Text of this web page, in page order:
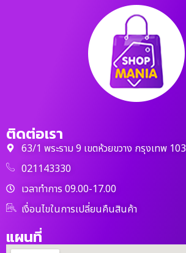
ติดต่อเรา
63/1 พระราม 9 เขตห้วยขวาง กรุงเทพ
021143330
เวลาทำการ 09.00-17.00
เงื่อนไขในการเปลี่ยนคืนสินค้า
แผนที่